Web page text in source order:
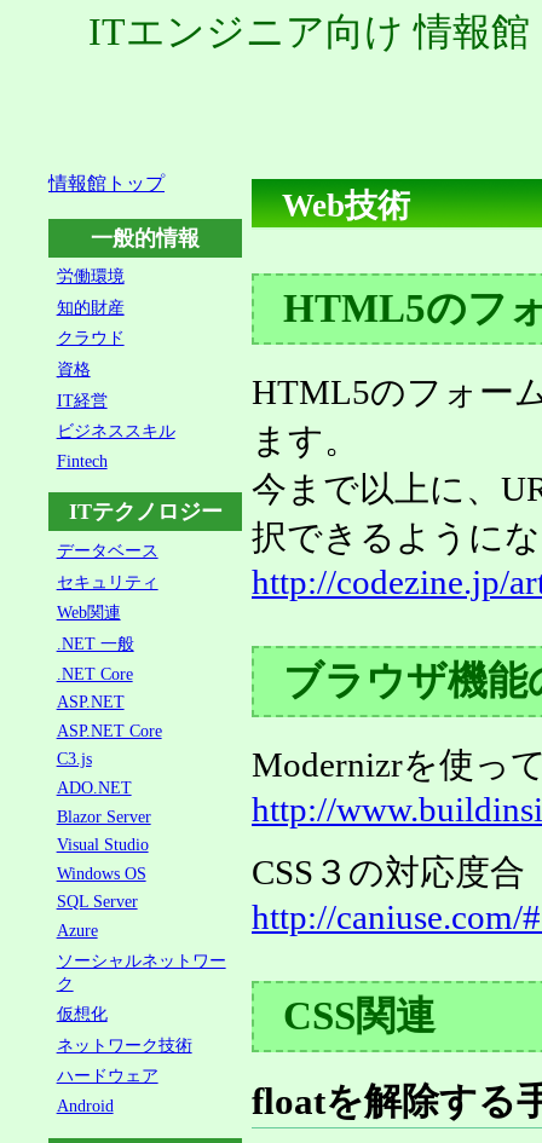
ITエンジニア向け 情報館
情報館トップ
一般的情報
労働環境
知的財産
クラウド
資格
IT経営
ビジネススキル
Fintech
ITテクノロジー
データベース
セキュリティ
Web関連
.NET 一般
.NET Core
ASP.NET
ASP.NET Core
C3.js
ADO.NET
Blazor Server
Visual Studio
Windows OS
SQL Server
Azure
ソーシャルネットワー
ク
仮想化
ネットワーク技術
ハードウェア
Android
Web技術
HTML5のフ
HTML5のフォー
ます。
今まで以上に、
択できるように
http://codezine.jp/
ブラウザ機能
Modernizrを使っ
http://
CSS３の対応度合
http://caniuse.com/
CSS関連
floatを解除する